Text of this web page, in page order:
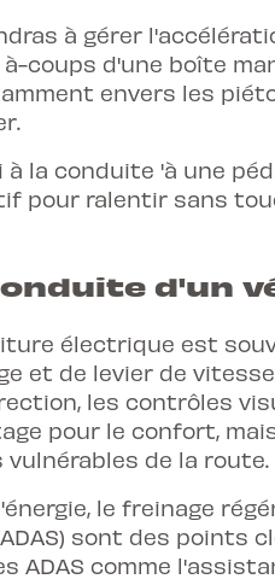
à gérer
coups d'une boîte
envers les
la conduite 'à une
pour ralentir sans
d'un
électrique est
et de levier de
les contrôles
pour le confort,
de la route.
le freinage
sont des points
ADAS comme